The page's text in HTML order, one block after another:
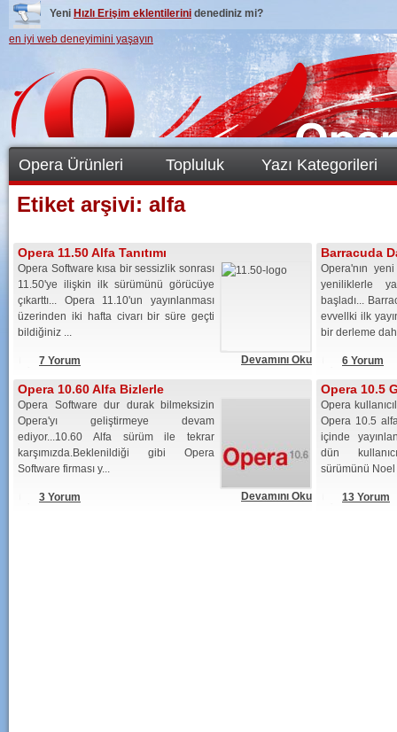
Yeni Hızlı Erişim eklentilerini denediniz mi?
en iyi web deneyimini yaşayın
Opera Ürünleri Topluluk Yazı Kategorileri
Etiket arşivi: alfa
Opera 11.50 Alfa Tanıtımı
Opera Software kısa bir sessizlik sonrası
11.50'ye ilişkin ilk sürümünü görücüye
çıkarttı... Opera 11.10'un yayınlanması
üzerinden iki hafta civarı bir süre geçti
bildiğiniz ...
7 Yorum Devamını Oku
Barracuda
Opera'nın
yeniliklerle
başladı...
evvellki ilk
bir derleme
6 Yorum
Opera 10.60 Alfa Bizlerle
Opera Software dur durak bilmeksizin
Opera'yı geliştirmeye devam
ediyor...10.60 Alfa sürüm ile tekrar
karşımızda.Beklenildiği gibi Opera
Software firması y...
3 Yorum Devamını Oku
Opera 10.5
Opera
Opera 10.5
içinde
dün
sürümünü
13 Yorum